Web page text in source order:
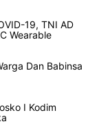
19, TNI AD
Wearable
Dan Babinsa
I Kodim